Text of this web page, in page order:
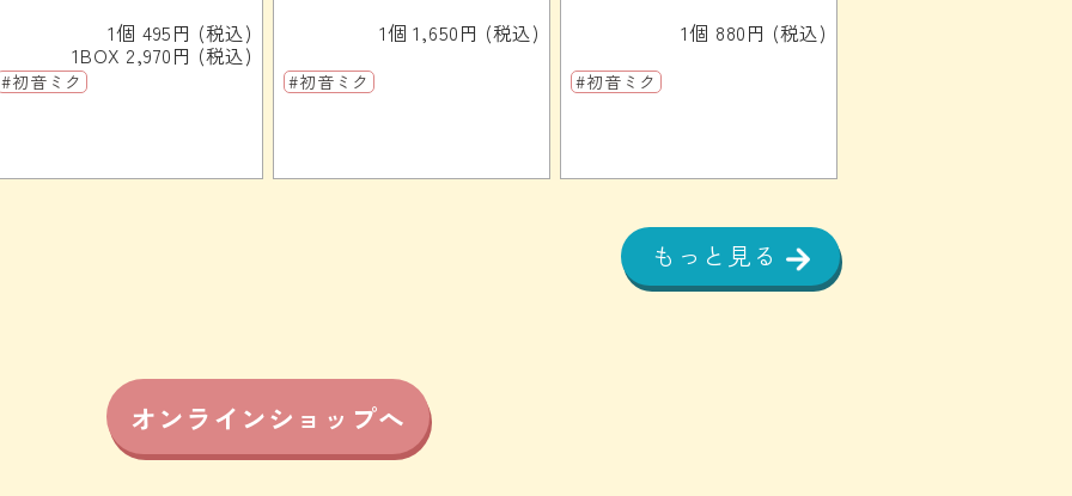
1個 495円 (税込)
1BOX 2,970円 (税込)
#初音ミク
1個 1,650円 (税込)
#初音ミク
1個 880円 (税込)
#初音ミク
もっと見る
オンラインショップへ